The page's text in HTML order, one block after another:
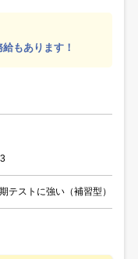
もあります！
テストに強い（補習型）